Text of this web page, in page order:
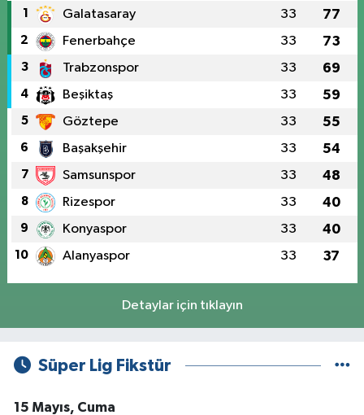
1 Galatasaray 33 77
2 Fenerbahçe 33 73
3 Trabzonspor 33 69
4 Beşiktaş 33 59
5 Göztepe 33 55
6 Başakşehir 33 54
7 Samsunspor 33 48
8 Rizespor 33 40
9 Konyaspor 33 40
10 Alanyaspor 33 37
Detaylar için tıklayın
Süper Lig Fikstür
15 Mayıs, Cuma